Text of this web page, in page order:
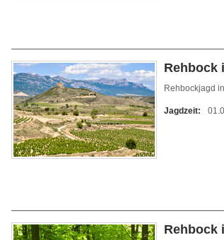
Rehbock
Rehbockjagd
Jagdzeit:
Rehbock